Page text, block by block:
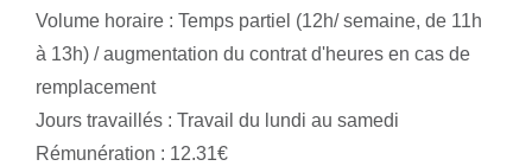
Volume horaire : Temps partiel (12h/ semaine, de 11h
à 13h) / augmentation du contrat d'heures en cas de
remplacement
Jours travaillés : Travail du lundi au samedi
Rémunération : 12.31€